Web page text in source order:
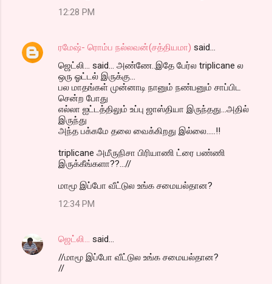
12:28 PM
ரமேஷ்- ரொம்ப நல்லவன்(சத்தியமா) said…
ஜெட்லி... said... அண்ணே..இதே பேர்ல triplicane ல
ஒரு ஓட்டல் இருக்கு...
பல மாதங்கள் முன்னாடி நானும் நண்பனும் சாப்பிட
சென்ற போது
எல்லா ஐட்டத்திலும் உப்பு ஜாஸ்தியா இருந்தது...அதில்
இருந்து
அந்த பக்கமே தலை வைக்கிறது இல்லை.....!!
triplicane அமீருநிசா பிரியாணி ட்ரை பண்ணி
இருக்கீங்களா??...//
மாமூ இப்போ வீட்டுல உங்க சமையல்தான?
12:34 PM
ஜெட்லி...
said…
//மாமூ இப்போ வீட்டுல உங்க சமையல்தான?
//